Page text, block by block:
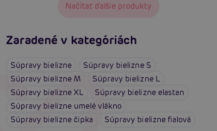
Načítať ďalšie produkty
Zaradené v kategóriách
Súpravy bielizne
Súpravy bielizne S
Súpravy bielizne M
Súpravy bielizne L
Súpravy bielizne XL
Súpravy bielizne elastan
Súpravy bielizne umelé vlákno
Súpravy bielizne čipka
Súpravy bielizne fialová